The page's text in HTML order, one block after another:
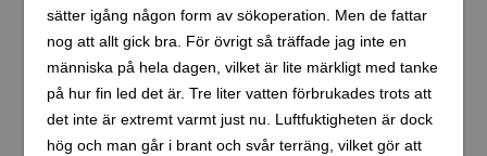
sätter igång någon form av sökoperation. Men de fattar
nog att allt gick bra. För övrigt så träffade jag inte en
människa på hela dagen, vilket är lite märkligt med tanke
på hur fin led det är. Tre liter vatten förbrukades trots att
det inte är extremt varmt just nu. Luftfuktigheten är dock
hög och man går i brant och svår terräng, vilket gör att